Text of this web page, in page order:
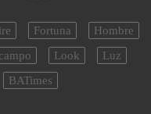
Fortuna
Hombre
Look
Luz
BATimes